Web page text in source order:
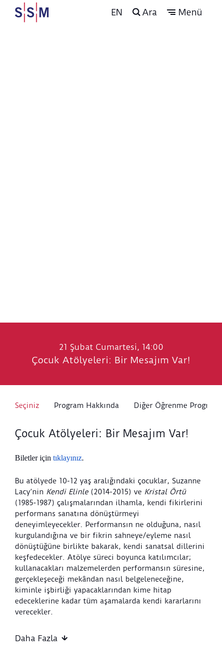
EN Ara Menü
21 Şubat Cumartesi, 14:00
Çocuk Atölyeleri: Bir Mesajım Var!
Seçiniz Program Hakkında Diğer Öğrenme
Çocuk Atölyeleri: Bir Mesajım Var!
Biletler için tıklayınız.
Bu atölyede 10-12 yaş aralığındaki çocuklar, Suzanne
Lacy’nin Kendi Elinle(2014-2015) ve Kristal Örtü
(1985-1987) çalışmalarından ilhamla, kendi fikirlerini
performans sanatına dönüştürmeyi
deneyimleyecekler. Performansın ne olduğuna, nasıl
kurgulandığına ve bir fikrin sahneye/eyleme nasıl
dönüştüğüne birlikte bakarak, kendi sanatsal dillerini
keşfedecekler. Atölye süreci boyunca katılımcılar;
kullanacakları malzemelerden performansın süresine,
gerçekleşeceği mekândan nasıl belgeleneceğine,
kiminle işbirliği yapacaklarından kime hitap
edeceklerine kadar tüm aşamalarda kendi kararlarını
verecekler.
Yaş Grubu:
10-12 yaş
Daha Fazla